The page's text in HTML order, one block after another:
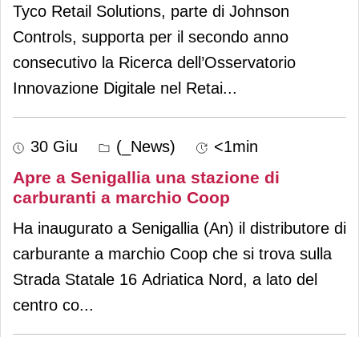
Tyco Retail Solutions, parte di Johnson
Controls, supporta per il secondo anno
consecutivo la Ricerca dell’Osservatorio
Innovazione Digitale nel Retai...
30 Giu (_News) <1min
Apre a Senigallia una stazione di
carburanti a marchio Coop
Ha inaugurato a Senigallia (An) il distributore di
carburante a marchio Coop che si trova sulla
Strada Statale 16 Adriatica Nord, a lato del
centro co...